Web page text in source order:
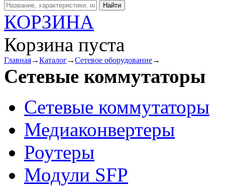
КОРЗИНА
Корзина пуста
Главная→Каталог→Сетевое оборудование→
Сетевые коммутаторы
Сетевые коммутаторы
Медиаконвертеры
Роутеры
Модули SFP